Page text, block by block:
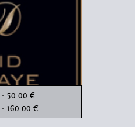
: 50.00 €
: 160.00 €